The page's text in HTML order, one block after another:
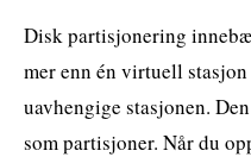
Disk partisjonering
mer enn én virtuell
uavhengige stasjonen.
som partisjoner. Når du